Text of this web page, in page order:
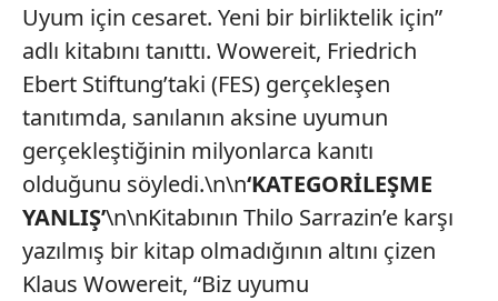
Uyum için cesaret. Yeni bir birliktelik için”
adlı kitabını tanıttı. Wowereit, Friedrich
Ebert Stiftung’taki (FES) gerçekleşen
tanıtımda, sanılanın aksine uyumun
gerçekleştiğinin milyonlarca kanıtı
olduğunu söyledi.\n\n‘KATEGORİLEŞME
YANLIŞ’\n\nKitabının Thilo Sarrazin’e karşı
yazılmış bir kitap olmadığının altını çizen
Klaus Wowereit, “Biz uyumu